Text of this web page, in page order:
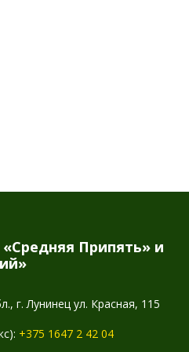
Об определении мест
Припять» и
г. Лунинец ул. Красная, 115
+375 1647 2 42 04